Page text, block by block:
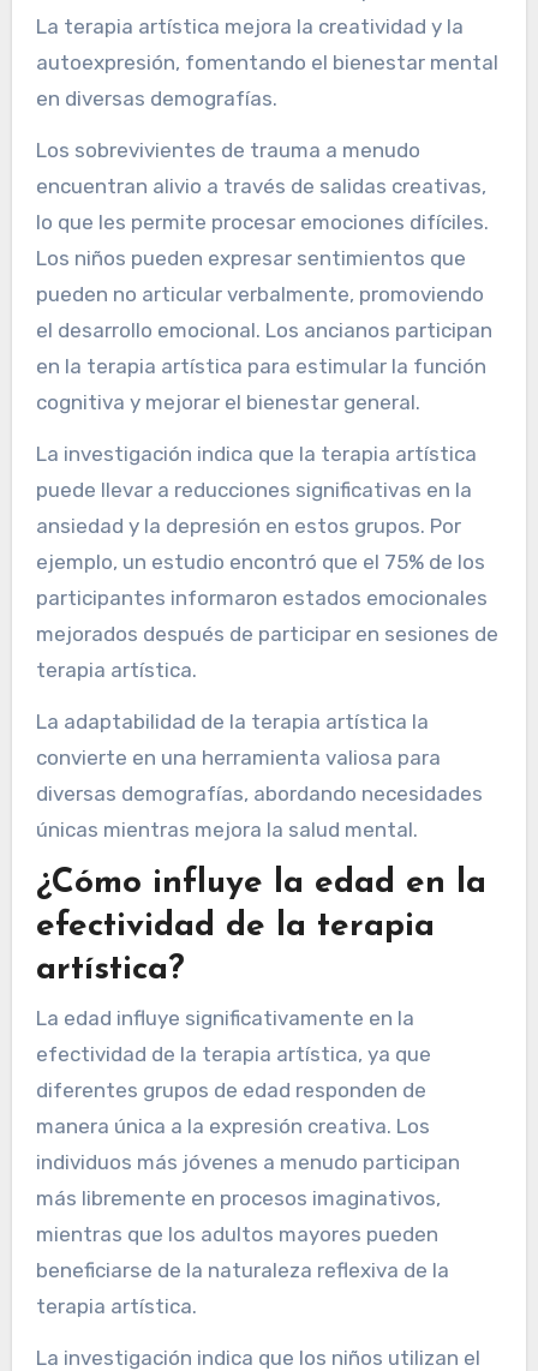
La terapia artística mejora la creatividad y la
autoexpresión, fomentando el bienestar mental
en diversas demografías.
Los sobrevivientes de trauma a menudo
encuentran alivio a través de salidas creativas,
lo que les permite procesar emociones difíciles.
Los niños pueden expresar sentimientos que
pueden no articular verbalmente, promoviendo
el desarrollo emocional. Los ancianos participan
en la terapia artística para estimular la función
cognitiva y mejorar el bienestar general.
La investigación indica que la terapia artística
puede llevar a reducciones significativas en la
ansiedad y la depresión en estos grupos. Por
ejemplo, un estudio encontró que el 75% de los
participantes informaron estados emocionales
mejorados después de participar en sesiones de
terapia artística.
La adaptabilidad de la terapia artística la
convierte en una herramienta valiosa para
diversas demografías, abordando necesidades
únicas mientras mejora la salud mental.
¿Cómo influye la edad en la
efectividad de la terapia
artística?
La edad influye significativamente en la
efectividad de la terapia artística, ya que
diferentes grupos de edad responden de
manera única a la expresión creativa. Los
individuos más jóvenes a menudo participan
más libremente en procesos imaginativos,
mientras que los adultos mayores pueden
beneficiarse de la naturaleza reflexiva de la
terapia artística.
La investigación indica que los niños utilizan el